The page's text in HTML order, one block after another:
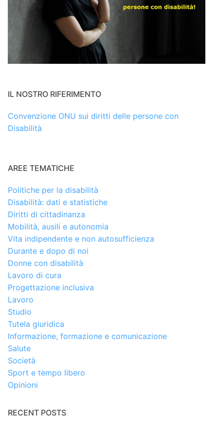
IL NOSTRO RIFERIMENTO
Convenzione ONU sui diritti delle persone con
Disabilità
AREE TEMATICHE
Politiche per la disabilità
Disabilità: dati e statistiche
Diritti di cittadinanza
Mobilità, ausili e autonomia
Vita indipendente e non autosufficienza
Durante e dopo di noi
Donne con disabilità
Lavoro di cura
Progettazione inclusiva
Lavoro
Studio
Tutela giuridica
Informazione, formazione e comunicazione
Salute
Società
Sport e tempo libero
Opinioni
RECENT POSTS